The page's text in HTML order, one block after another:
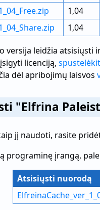
1,04
1,04
versija leidžia atsisiųsti
licenciją,
dėl apribojimų laisvos
"Elfrina
jį naudoti, rasite
programinę įrangą,
Atsisiųsti nuorodą